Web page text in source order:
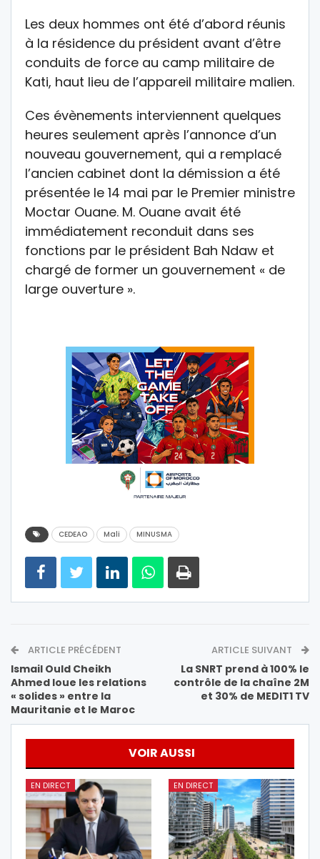
Les deux hommes ont été d’abord réunis
à la résidence du président avant d’être
conduits de force au camp militaire de
Kati, haut lieu de l’appareil militaire malien.
Ces évènements interviennent quelques
heures seulement après l’annonce d’un
nouveau gouvernement, qui a remplacé
l’ancien cabinet dont la démission a été
présentée le 14 mai par le Premier ministre
Moctar Ouane. M. Ouane avait été
immédiatement reconduit dans ses
fonctions par le président Bah Ndaw et
chargé de former un gouvernement « de
large ouverture ».
CEDEAO Mali MINUSMA
ARTICLE PRÉCÉDENT
Ismail Ould Cheikh
Ahmed loue les relations
« solides » entre la
Mauritanie et le Maroc
ARTICLE SUIVANT
La SNRT prend à 100% le
contrôle de la chaîne 2M
et 30% de MEDIT1 TV
VOIR AUSSI
EN DIRECT EN DIRECT